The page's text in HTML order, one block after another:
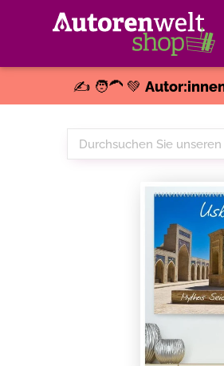
✍️ 🧑‍🦱 💚
Durchsuchen
Sie